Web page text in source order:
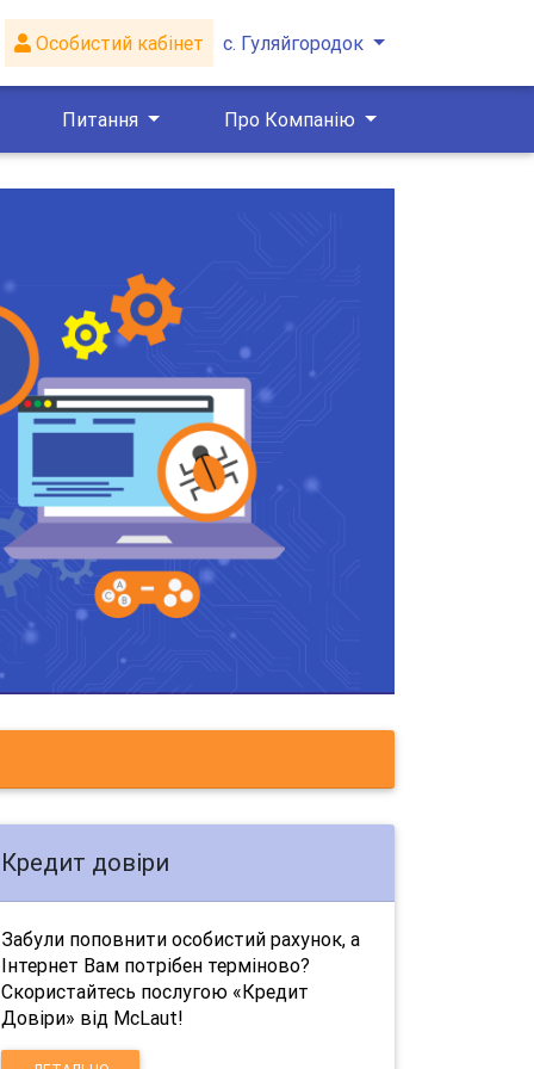
Особистий кабінет с. Гуляйгородок
Питання Про Компанію
Кредит довіри
Забули поповнити особистий рахунок, а
Інтернет Вам потрібен терміново?
Скористайтесь послугою «Кредит
Довіри» від McLaut!